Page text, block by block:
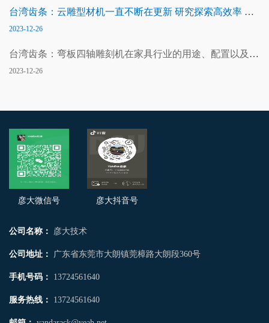
台湾齿条：云雕型材机一直不断在更新 研究探索高效率 高
性价比
2023-12-26
台湾齿条：弯板四轴雕刻机在家具行业的用途、配置以及报
价说明
2023-12-26
彦大微信号 彦大抖音号
公司名称： 彦大技术
公司地址： 广东省东莞市大朗镇莞樟路大朗段360号
手机号码： 13724561640
服务热线： 13724561640